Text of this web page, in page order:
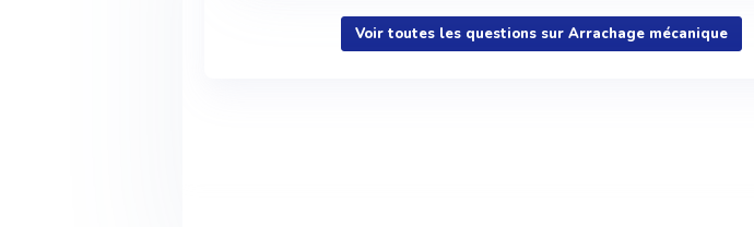
Voir toutes les questions sur Arrachage mécanique